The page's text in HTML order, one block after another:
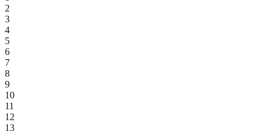
2
3
4
5
6
7
8
9
10
11
12
13